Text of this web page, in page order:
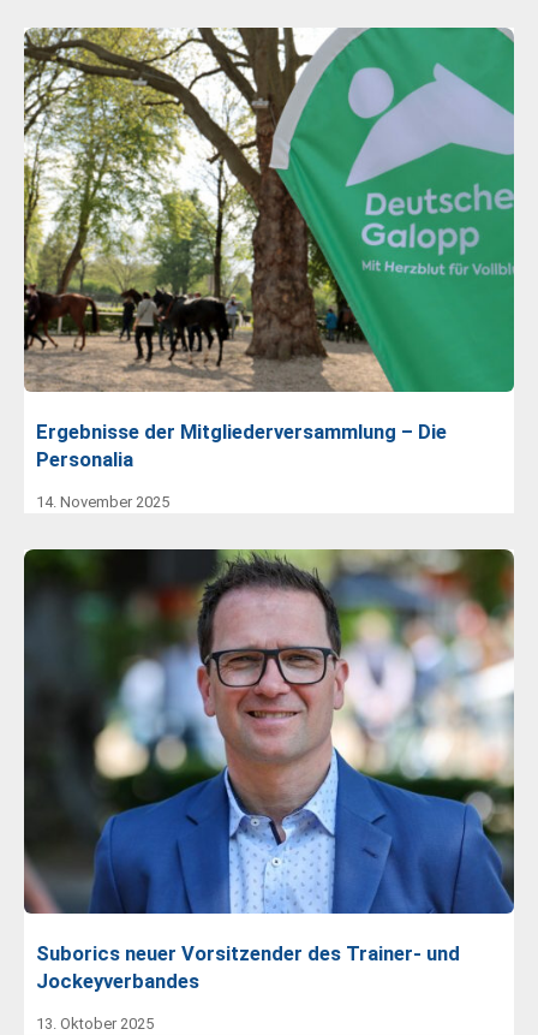
Ergebnisse der Mitgliederversammlung – Die
Personalia
14. November 2025
Suborics neuer Vorsitzender des Trainer- und
Jockeyverbandes
13. Oktober 2025